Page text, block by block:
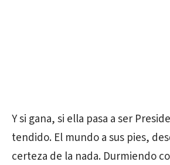
Y si gana, si ella pasa a ser
tendido. El mundo a sus pies,
certeza de la nada. Durmiendo